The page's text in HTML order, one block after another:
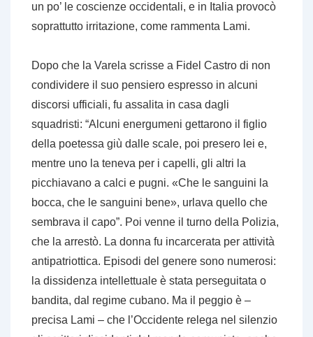
un po’ le coscienze occidentali, e in Italia provocò
soprattutto irritazione, come rammenta Lami.
Dopo che la Varela scrisse a Fidel Castro di non
condividere il suo pensiero espresso in alcuni
discorsi ufficiali, fu assalita in casa dagli
squadristi: “Alcuni energumeni gettarono il figlio
della poetessa giù dalle scale, poi presero lei e,
mentre uno la teneva per i capelli, gli altri la
picchiavano a calci e pugni. «Che le sanguini la
bocca, che le sanguini bene», urlava quello che
sembrava il capo”. Poi venne il turno della Polizia,
che la arrestò. La donna fu incarcerata per attività
antipatriottica. Episodi del genere sono numerosi:
la dissidenza intellettuale è stata perseguitata o
bandita, dal regime cubano. Ma il peggio è –
precisa Lami – che l’Occidente relega nel silenzio